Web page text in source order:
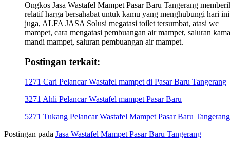
Ongkos Jasa Wastafel Mampet Pasar Baru Tangerang
relatif harga bersahabat untuk kamu yang menghubungi hari ini
juga, ALFA JASA Solusi megatasi toilet tersumbat, atasi wc
mampet, cara mengatasi pembuangan air mampet, saluran
mandi mampet, saluran pembuangan air mampet.
Postingan terkait:
1271 Cari Pelancar Wastafel mampet di Pasar Baru Tangerang
3271 Ahli Pelancar Wastafel mampet Pasar Baru
5271 Tukang Pelancar Wastafel Mampet Pasar Baru Tangerang
Postingan pada Jasa Wastafel Mampet Pasar Baru Tangerang